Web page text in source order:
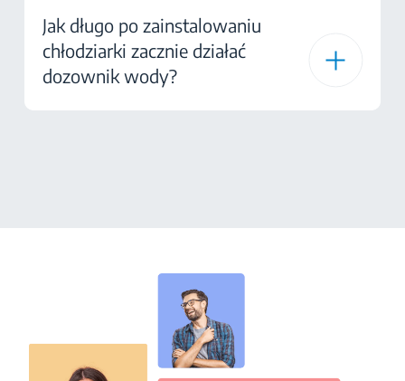
Jak długo po zainstalowaniu
chłodziarki zacznie działać
dozownik wody?